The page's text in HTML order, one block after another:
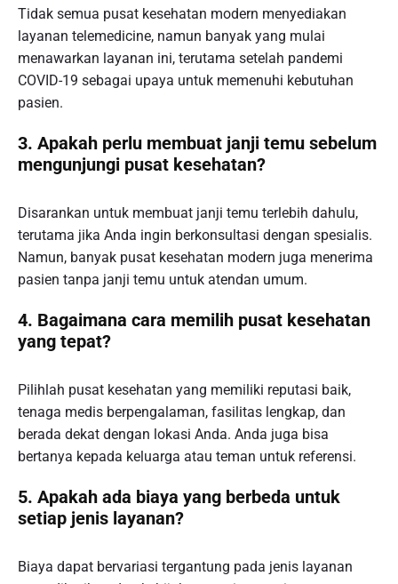
Tidak semua pusat kesehatan modern menyediakan
layanan telemedicine, namun banyak yang mulai
menawarkan layanan ini, terutama setelah pandemi
COVID-19 sebagai upaya untuk memenuhi kebutuhan
pasien.
3. Apakah perlu membuat janji temu sebelum
mengunjungi pusat kesehatan?
Disarankan untuk membuat janji temu terlebih dahulu,
terutama jika Anda ingin berkonsultasi dengan spesialis.
Namun, banyak pusat kesehatan modern juga menerima
pasien tanpa janji temu untuk atendan umum.
4. Bagaimana cara memilih pusat kesehatan
yang tepat?
Pilihlah pusat kesehatan yang memiliki reputasi baik,
tenaga medis berpengalaman, fasilitas lengkap, dan
berada dekat dengan lokasi Anda. Anda juga bisa
bertanya kepada keluarga atau teman untuk referensi.
5. Apakah ada biaya yang berbeda untuk
setiap jenis layanan?
Biaya dapat bervariasi tergantung pada jenis layanan